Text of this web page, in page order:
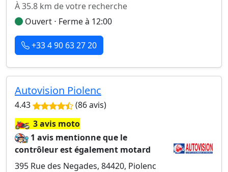
À 35.8 km de votre recherche
Ouvert ⋅ Ferme à 12:00
+33 4 90 63 27 20
Autovision Piolenc
4.43 (86 avis)
🏍️3 avis moto
1 avis mentionne que le
contrôleur est également motard
395 Rue des Negades, 84420, Piolenc